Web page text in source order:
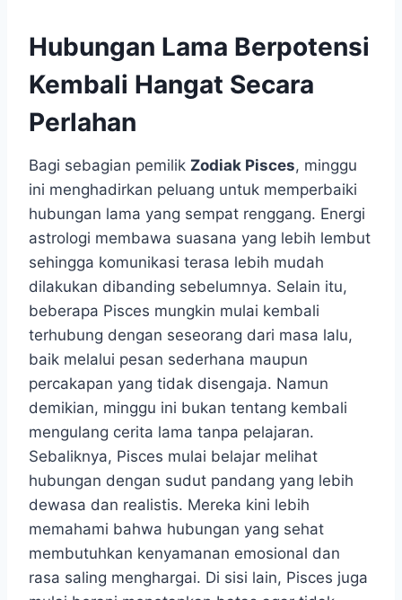
Hubungan Lama Berpotensi
Kembali Hangat Secara
Perlahan
Bagi sebagian pemilik Zodiak Pisces, minggu
ini menghadirkan peluang untuk memperbaiki
hubungan lama yang sempat renggang. Energi
astrologi membawa suasana yang lebih lembut
sehingga komunikasi terasa lebih mudah
dilakukan dibanding sebelumnya. Selain itu,
beberapa Pisces mungkin mulai kembali
terhubung dengan seseorang dari masa lalu,
baik melalui pesan sederhana maupun
percakapan yang tidak disengaja. Namun
demikian, minggu ini bukan tentang kembali
mengulang cerita lama tanpa pelajaran.
Sebaliknya, Pisces mulai belajar melihat
hubungan dengan sudut pandang yang lebih
dewasa dan realistis. Mereka kini lebih
memahami bahwa hubungan yang sehat
membutuhkan kenyamanan emosional dan
rasa saling menghargai. Di sisi lain, Pisces juga